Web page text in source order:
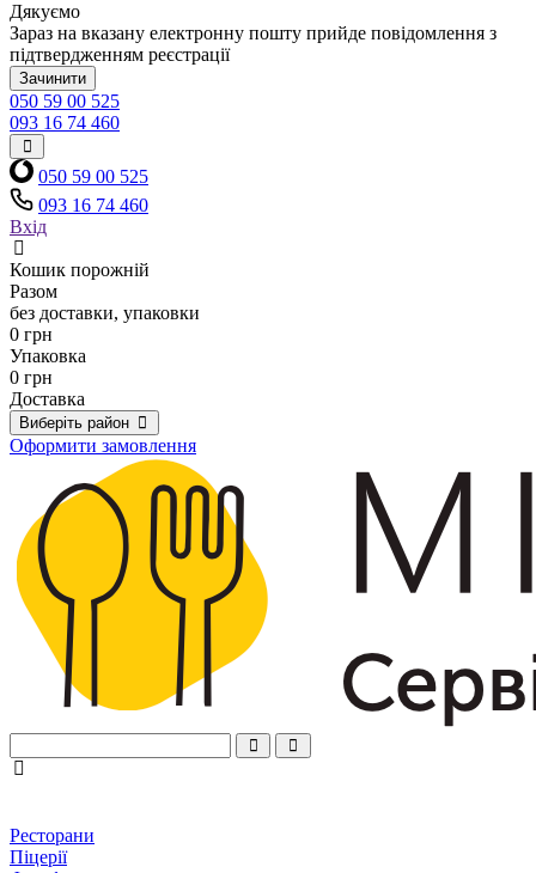
Дякуємо
Зараз на вказану електронну пошту прийде повідомлення з
підтвердженням реєстрації
Зачинити
050 59 00 525
093 16 74 460
050 59 00 525
093 16 74 460
Вхід
Кошик порожній
Разом
без доставки, упаковки
0 грн
Упаковка
0 грн
Доставка
Виберіть район
Оформити замовлення
Ресторани
Піцерії